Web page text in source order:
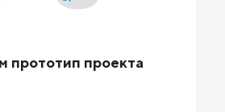
прототип проекта